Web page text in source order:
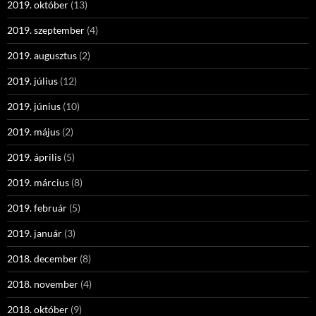
2019. október (13)
2019. szeptember (4)
2019. augusztus (2)
2019. július (12)
2019. június (10)
2019. május (2)
2019. április (5)
2019. március (8)
2019. február (5)
2019. január (3)
2018. december (8)
2018. november (4)
2018. október (9)